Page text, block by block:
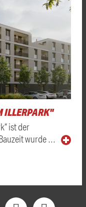
ILLERPARK"
ist der
wurde …